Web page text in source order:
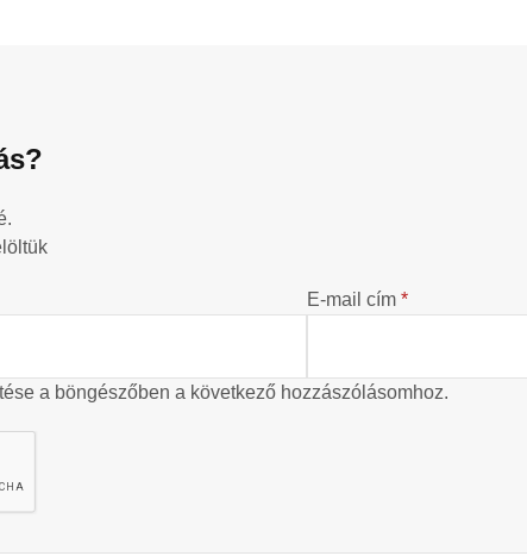
E-mail cím *
a böngészőben a következő hozzászólásomhoz.